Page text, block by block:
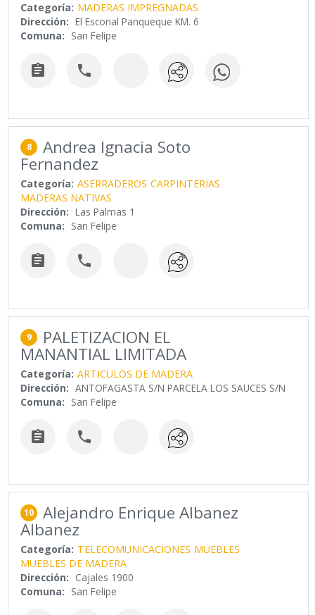
Categoría: MADERAS IMPREGNADAS
Dirección: El Escorial Panqueque KM. 6
Comuna: San Felipe
 
8 Andrea Ignacia Soto
Fernandez
Categoría: ASERRADEROS CARPINTERIAS
MADERAS NATIVAS
Dirección: Las Palmas 1
Comuna: San Felipe
 
9 PALETIZACION EL
MANANTIAL LIMITADA
Categoría: ARTICULOS DE MADERA
Dirección: ANTOFAGASTA S/N PARCELA LOS SAUCES S/N
Comuna: San Felipe
 
10 Alejandro Enrique Albanez
Albanez
Categoría: TELECOMUNICACIONES MUEBLES
MUEBLES DE MADERA
Dirección: Cajales 1900
Comuna: San Felipe